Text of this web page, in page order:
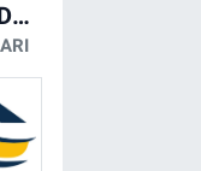
Asya Asbest Danışmanlık - Asbest Söküm ve Asbest Raporu